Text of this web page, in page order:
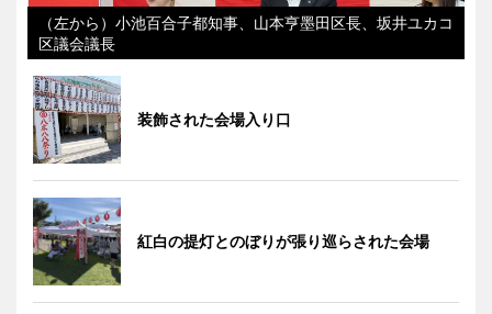
（左から）小池百合子都知事、山本亨墨田区長、坂井ユカコ
区議会議長
装飾された会場入り口
紅白の提灯とのぼりが張り巡らされた会場